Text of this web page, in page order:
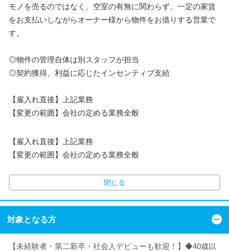
モノを売るのではなく、空室の有無に関わらず、一定の家賃
をお支払いしながらオーナー様から物件をお借りする営業で
す。
◎物件の管理自体は別スタッフが担当
◎契約獲得、利益に応じたインセンティブ支給
【雇入れ直後】上記業務
【変更の範囲】会社の定める業務全般
【雇入れ直後】上記業務
【変更の範囲】会社の定める業務全般
閉じる
対象となる方
【未経験者・第二新卒・社会人デビューも歓迎！】◆40歳以